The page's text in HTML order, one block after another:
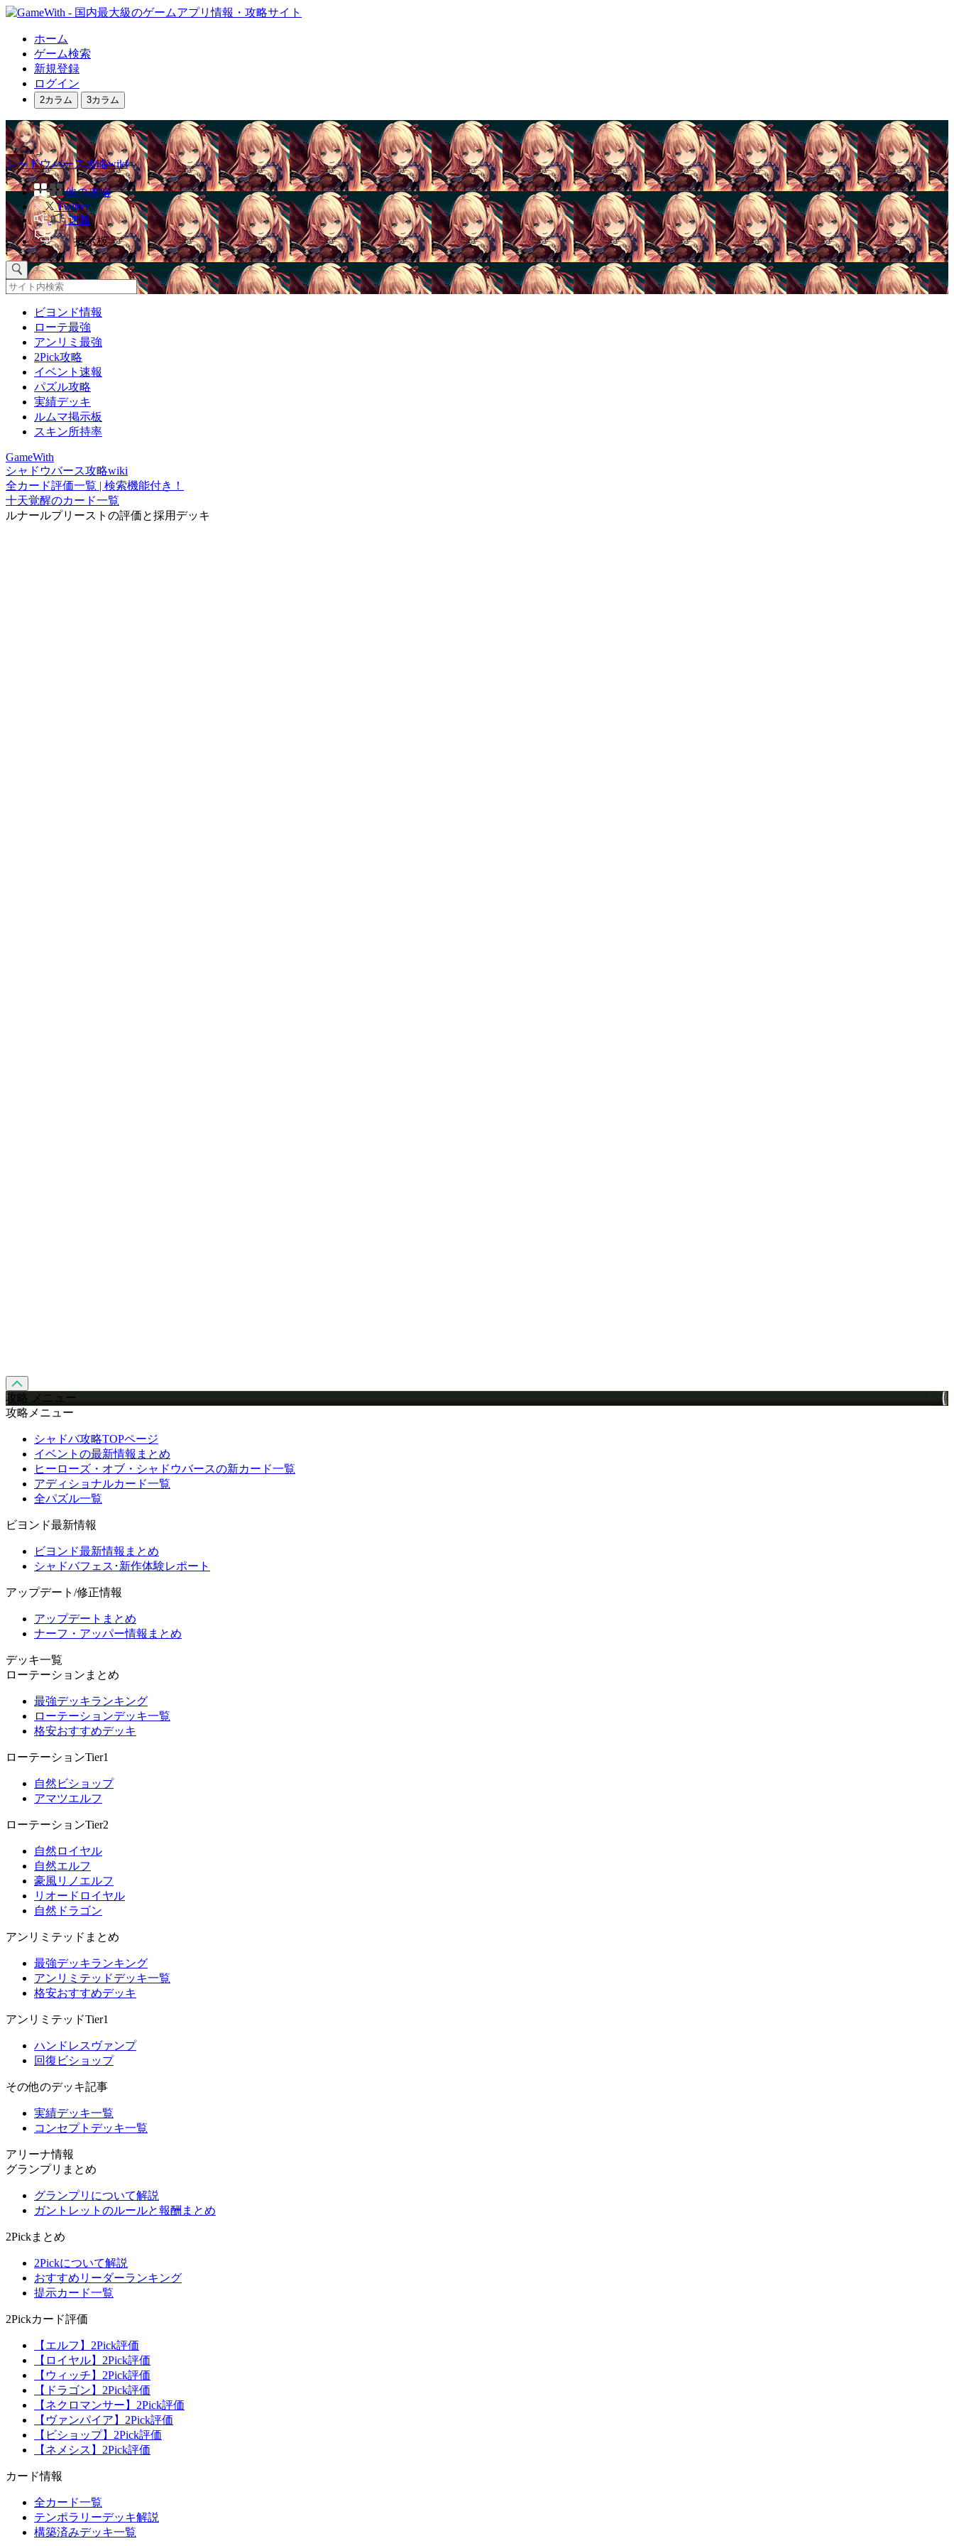
ホーム
ゲーム検索
新規登録
ログイン
2カラム 3カラム
シャドウバース攻略wiki
他の攻略
Twitter
速報
掲示板
ビヨンド情報
ローテ最強
アンリミ最強
2Pick攻略
イベント速報
パズル攻略
実績デッキ
ルムマ掲示板
スキン所持率
GameWith
シャドウバース攻略wiki
全カード評価一覧 | 検索機能付き！
十天覚醒のカード一覧
ルナールプリーストの評価と採用デッキ
攻略 メニュー
攻略メニュー
シャドバ攻略TOPページ
イベントの最新情報まとめ
ヒーローズ・オブ・シャドウバースの新カード一覧
アディショナルカード一覧
全パズル一覧
ビヨンド最新情報
ビヨンド最新情報まとめ
シャドバフェス･新作体験レポート
アップデート/修正情報
アップデートまとめ
ナーフ・アッパー情報まとめ
デッキ一覧
ローテーションまとめ
最強デッキランキング
ローテーションデッキ一覧
格安おすすめデッキ
ローテーションTier1
自然ビショップ
アマツエルフ
ローテーションTier2
自然ロイヤル
自然エルフ
豪風リノエルフ
リオードロイヤル
自然ドラゴン
アンリミテッドまとめ
最強デッキランキング
アンリミテッドデッキ一覧
格安おすすめデッキ
アンリミテッドTier1
ハンドレスヴァンプ
回復ビショップ
その他のデッキ記事
実績デッキ一覧
コンセプトデッキ一覧
アリーナ情報
グランプリまとめ
グランプリについて解説
ガントレットのルールと報酬まとめ
2Pickまとめ
2Pickについて解説
おすすめリーダーランキング
提示カード一覧
2Pickカード評価
【エルフ】2Pick評価
【ロイヤル】2Pick評価
【ウィッチ】2Pick評価
【ドラゴン】2Pick評価
【ネクロマンサー】2Pick評価
【ヴァンパイア】2Pick評価
【ビショップ】2Pick評価
【ネメシス】2Pick評価
カード情報
全カード一覧
テンポラリーデッキ解説
構築済みデッキ一覧